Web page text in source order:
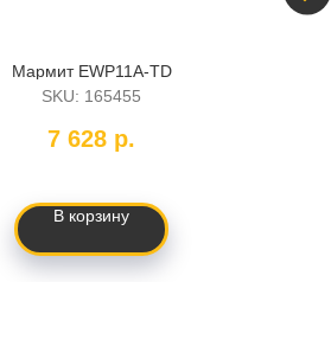
Мармит EWP11A-TD
SKU: 165455
7 628 р.
В корзину